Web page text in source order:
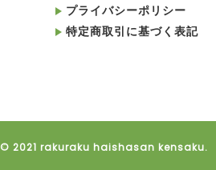
プライバシーポリシー
特定商取引に基づく表記
© 2021 rakuraku haishasan kensaku.